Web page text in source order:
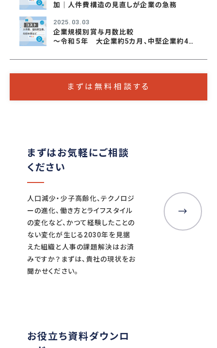
加｜人件費構造の見直しが企業の急務
2025.03.03
企業規模別賞与月数比較
～令和５年 大企業約5カ月、中堅企業約4カ
まずは無料相談する
まずはお気軽にご相談
ください
人口減少・少子高齢化、テクノロジ
ーの進化、働き方とライフスタイル
の変化など、かつて経験したことの
ない変化が生じる2030年を見据
えた組織と人事の課題解決はお済
みですか？まずは、貴社の現状をお
聞かせください。
お役立ち資料ダウンロ